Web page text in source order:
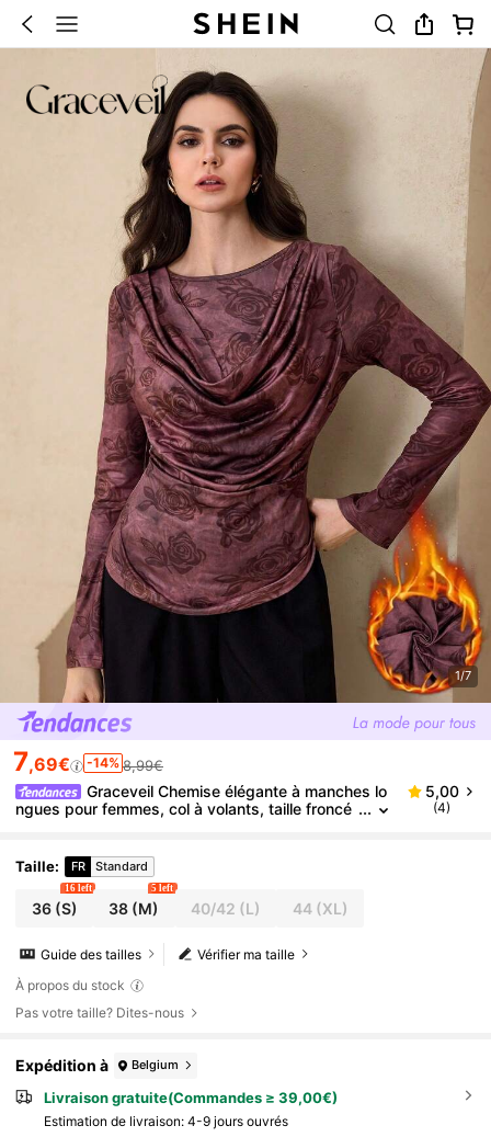
1/7
7,69€ -14% 8,99€
Graceveil Chemise élégante à manches lo
ngues pour femmes, col à volants, taille froncé
5,00
(4)
Taille: FR Standard
36(S)
16 left
38 (M)
5 left
40/42 (L) 44(XL)
Vérifier ma taille
Guide des tailles
À propos du stock
Pas votre taille? Dites-nous
Expédition à Belgium
Livraison gratuite(Commandes ≥ 39,00€)
Estimation de livraison: 4-9 jours ouvrés